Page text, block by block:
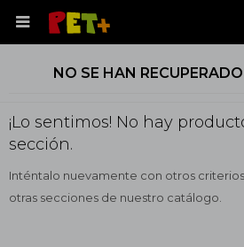

NO SE HAN
¡Lo sentimos! No hay
sección.
Inténtalo nuevamente con otros
otras secciones de nuestro catálogo.